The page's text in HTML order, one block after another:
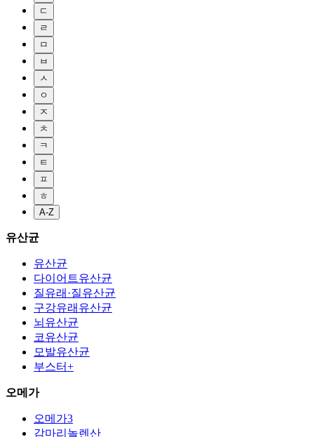
ㄷ
ㄹ
ㅁ
ㅂ
ㅅ
ㅇ
ㅈ
ㅊ
ㅋ
ㅌ
ㅍ
ㅎ
A-Z
유산균
유산균
다이어트유산균
질유래·질유산균
구강유래유산균
뇌유산균
코유산균
모발유산균
부스터+
오메가
오메가3
감마리놀렌산